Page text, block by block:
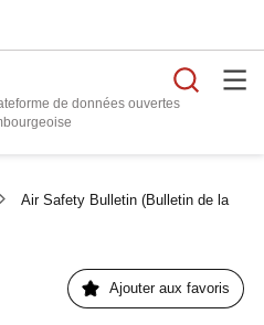
de données ouvertes
Air Safety Bulletin (Bulletin de la
Ajouter aux favoris